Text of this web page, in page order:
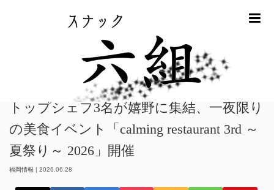
トップシェフ3名が嬉野に集結、一夜限りの美食イベ
ント「calming restaurant 3rd ～夏祭り～ 2026」開催
トップシェフ3名が嬉野に集結、一夜限り
の美食イベント「calming restaurant 3rd ～
夏祭り～ 2026」開催
福岡情報 | 2026.06.28